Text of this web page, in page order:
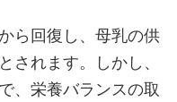
ら回復し、母乳の供
されます。しかし、
、栄養バランスの取